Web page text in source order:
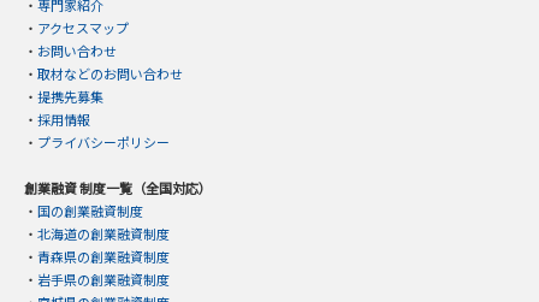
・ 専門家紹介
・ アクセスマップ
・ お問い合わせ
・ 取材などのお問い合わせ
・ 提携先募集
・ 採用情報
・ プライバシーポリシー
創業融資 制度一覧（全国対応）
・ 国の創業融資制度
・ 北海道の創業融資制度
・ 青森県の創業融資制度
・ 岩手県の創業融資制度